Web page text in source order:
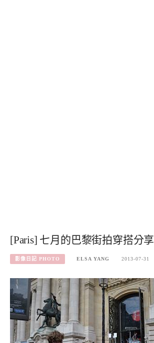
[Paris] 七月的巴黎街拍穿搭分享
影像日記 PHOTO ELSA YANG 2013-07-31